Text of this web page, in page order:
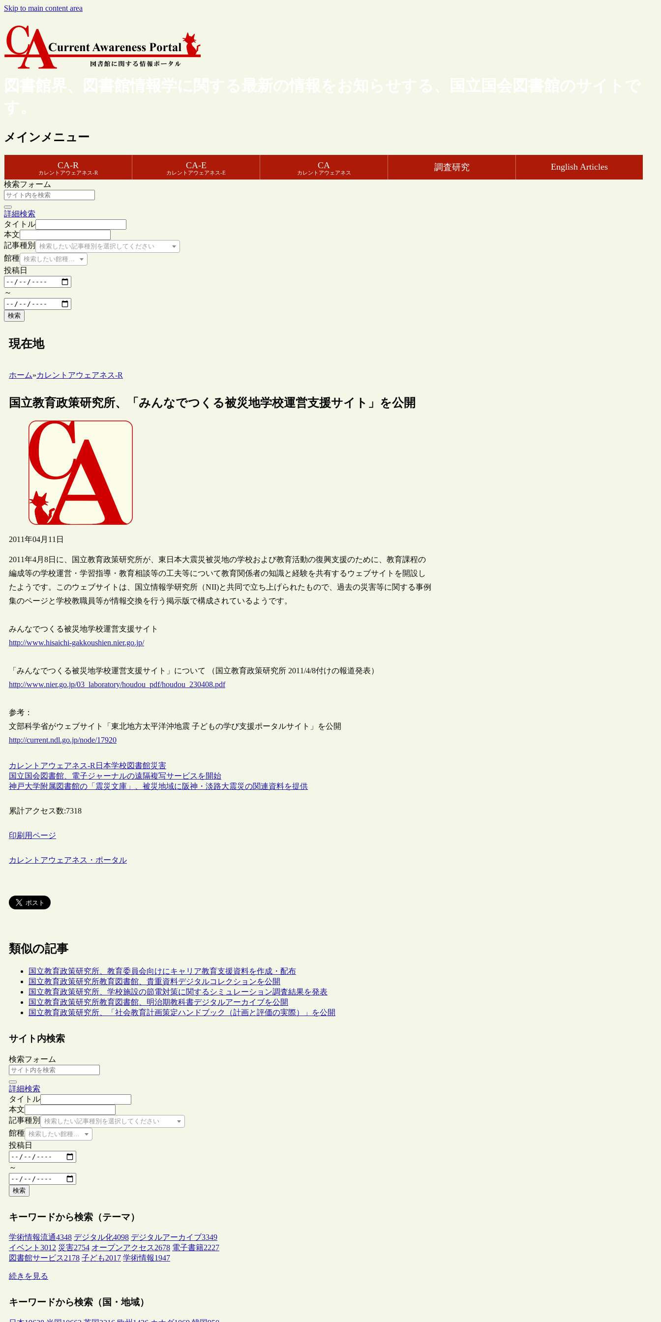
Skip to main content area
図書館界、図書館情報学に関する最新の情報をお知らせする、国立国会図書館のサイトで
す。
メインメニュー
CA-R
カレントアウェアネス-R
CA-E
カレントアウェアネス-E
CA
カレントアウェアネス
調査研究 English Articles
検索フォーム
詳細検索
タイトル
本文
記事種別
検索したい記事種別を選択してください
館種 検索したい館種を選択してください
投稿日
～
検索
現在地
ホーム»カレントアウェアネス-R
国立教育政策研究所、「みんなでつくる被災地学校運営支援サイト」を公開
2011年04月11日
2011年4月8日に、国立教育政策研究所が、東日本大震災被災地の学校および教育活動の復興支援のために、教育課程の
編成等の学校運営・学習指導・教育相談等の工夫等について教育関係者の知識と経験を共有するウェブサイトを開設し
たようです。このウェブサイトは、国立情報学研究所（NII)と共同で立ち上げられたもので、過去の災害等に関する事例
集のページと学校教職員等が情報交換を行う掲示版で構成されているようです。
みんなでつくる被災地学校運営支援サイト
http://www.hisaichi-gakkoushien.nier.go.jp/
「みんなでつくる被災地学校運営支援サイト」について （国立教育政策研究所 2011/4/8付けの報道発表）
http://www.nier.go.jp/03_laboratory/houdou_pdf/houdou_230408.pdf
参考：
文部科学省がウェブサイト「東北地方太平洋沖地震 子どもの学び支援ポータルサイト」を公開
http://current.ndl.go.jp/node/17920
カレントアウェアネス-R 日本学校図書館災害
国立国会図書館、電子ジャーナルの遠隔複写サービスを開始
神戸大学附属図書館の「震災文庫」、被災地域に阪神・淡路大震災の関連資料を提供
累計アクセス数:7318
印刷用ページ
カレントアウェアネス・ポータル
類似の記事
国立教育政策研究所、教育委員会向けにキャリア教育支援資料を作成・配布
国立教育政策研究所教育図書館、貴重資料デジタルコレクションを公開
国立教育政策研究所、学校施設の節電対策に関するシミュレーション調査結果を発表
国立教育政策研究所教育図書館、明治期教科書デジタルアーカイブを公開
国立教育政策研究所、「社会教育計画策定ハンドブック（計画と評価の実際）」を公開
サイト内検索
検索フォーム
詳細検索
タイトル
本文
記事種別
検索したい記事種別を選択してください
館種 検索したい館種を選択してください
投稿日
～
検索
キーワードから検索（テーマ）
学術情報流通4348 デジタル化4098 デジタルアーカイブ3349
イベント 3012 災害2754 オープンアクセス2678 電子書籍2227
図書館サービス2178 子ども2017 学術情報1947
続きを見る
キーワードから検索（国・地域）